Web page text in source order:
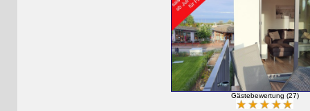
Gästebewertung (27)